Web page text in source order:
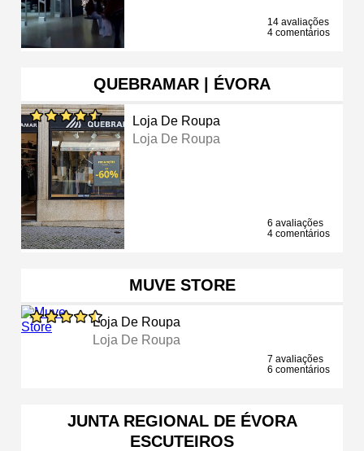
14 avaliações
4 comentários
QUEBRAMAR | ÉVORA
Loja De Roupa
Loja De Roupa
6 avaliações
4 comentários
MUVE STORE
Loja De Roupa
Loja De Roupa
7 avaliações
6 comentários
JUNTA REGIONAL DE ÉVORA
ESCUTEIROS